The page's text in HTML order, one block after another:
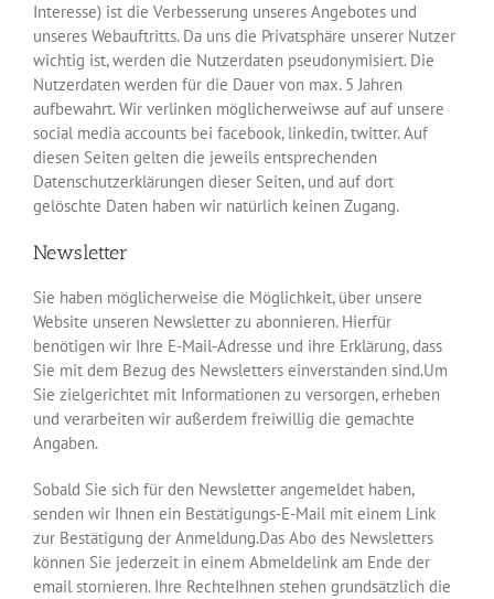
Interesse) ist die Verbesserung unseres Angebotes und
unseres Webauftritts. Da uns die Privatsphäre unserer Nutzer
wichtig ist, werden die Nutzerdaten pseudonymisiert. Die
Nutzerdaten werden für die Dauer von max. 5 Jahren
aufbewahrt. Wir verlinken möglicherweiwse auf auf unsere
social media accounts bei facebook, linkedin, twitter. Auf
diesen Seiten gelten die jeweils entsprechenden
Datenschutzerklärungen dieser Seiten, und auf dort
gelöschte Daten haben wir natürlich keinen Zugang.
Newsletter
Sie haben möglicherweise die Möglichkeit, über unsere
Website unseren Newsletter zu abonnieren. Hierfür
benötigen wir Ihre E-Mail-Adresse und ihre Erklärung, dass
Sie mit dem Bezug des Newsletters einverstanden sind.Um
Sie zielgerichtet mit Informationen zu versorgen, erheben
und verarbeiten wir außerdem freiwillig die gemachte
Angaben.
Sobald Sie sich für den Newsletter angemeldet haben,
senden wir Ihnen ein Bestätigungs-E-Mail mit einem Link
zur Bestätigung der Anmeldung.Das Abo des Newsletters
können Sie jederzeit in einem Abmeldelink am Ende der
email stornieren. Ihre RechteIhnen stehen grundsätzlich die